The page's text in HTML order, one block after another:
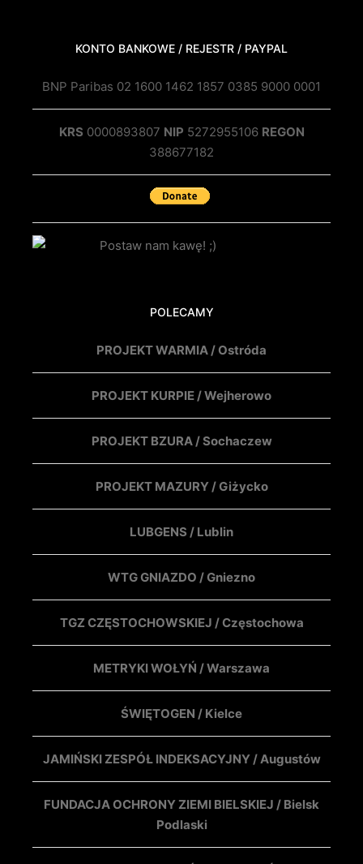
KONTO BANKOWE / REJESTR / PAYPAL
BNP Paribas 02 1600 1462 1857 0385 9000 0001
KRS 0000893807 NIP 5272955106 REGON
388677182
POLECAMY
PROJEKT WARMIA / Ostróda
PROJEKT KURPIE / Wejherowo
PROJEKT BZURA / Sochaczew
PROJEKT MAZURY / Giżycko
LUBGENS / Lublin
WTG GNIAZDO / Gniezno
TGZ CZĘSTOCHOWSKIEJ / Częstochowa
METRYKI WOŁYŃ / Warszawa
ŚWIĘTOGEN / Kielce
JAMIŃSKI ZESPÓŁ INDEKSACYJNY / Augustów
FUNDACJA OCHRONY ZIEMI BIELSKIEJ / Bielsk
Podlaski